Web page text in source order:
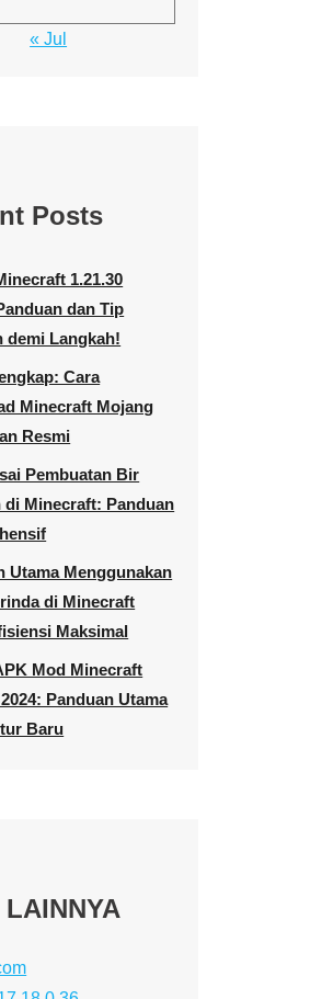
« Jul
Posts
1.21.30
dan Tip
demi Langkah!
Cara
Minecraft Mojang
Resmi
Pembuatan Bir
di Minecraft: Panduan
Utama Menggunakan
di Minecraft
Maksimal
Mod Minecraft
Panduan Utama
Baru